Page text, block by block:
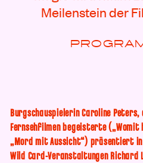
Meilenstein der
Burgschauspielerin Caroline Peters,
Fernsehfilmen begeisterte
„Mord mit Aussicht“) präsentiert
Wild Card-Veranstaltungen Richard